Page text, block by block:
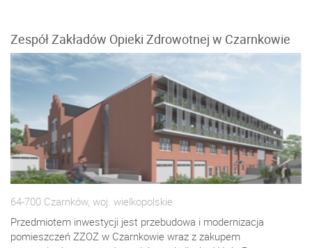
Zespół Zakładów Opieki Zdrowotnej w Czarnkowie
64-700 Czarnków, woj. wielkopolskie
Przedmiotem inwestycji jest przebudowa i modernizacja
pomieszczeń ZZOZ w Czarnkowie wraz z zakupem